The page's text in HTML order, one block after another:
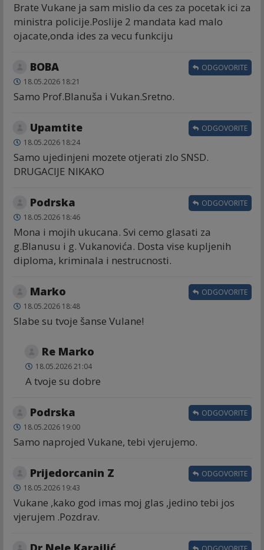
Brate Vukane ja sam mislio da ces za pocetak ici za
ministra policije.Poslije 2 mandata kad malo
ojacate,onda ides za vecu funkciju
BOBA
18.05.2026 18:21
Samo Prof.Blanuša i Vukan.Sretno.
ODGOVORITE
Upamtite
18.05.2026 18:24
Samo ujedinjeni mozete otjerati zlo SNSD.
DRUGACIJE NIKAKO
ODGOVORITE
Podrska
18.05.2026 18:46
Mona i mojih ukucana. Svi cemo glasati za
g.Blanusu i g. Vukanovića. Dosta vise kupljenih
diploma, kriminala i nestrucnosti.
ODGOVORITE
Marko
18.05.2026 18:48
Slabe su tvoje šanse Vulane!
ODGOVORITE
Re Marko
18.05.2026 21:04
A tvoje su dobre
Podrska
18.05.2026 19:00
Samo naprojed Vukane, tebi vjerujemo.
ODGOVORITE
Prijedorcanin Z
18.05.2026 19:43
Vukane ,kako god imas moj glas ,jedino tebi jos
vjerujem .Pozdrav.
ODGOVORITE